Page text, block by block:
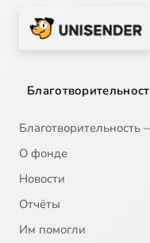
О фонде
Новости
Отчёты
Им помогли